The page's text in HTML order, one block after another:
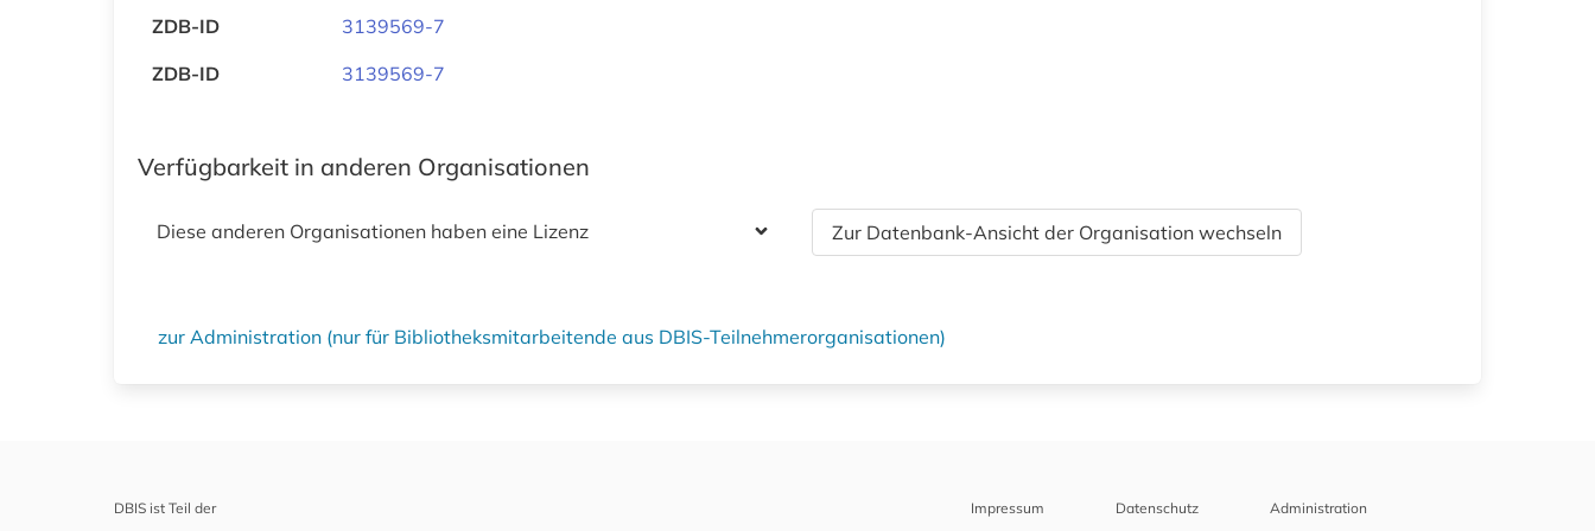
ZDB-ID
3139569-7
ZDB-ID
3139569-7
Verfügbarkeit in anderen Organisationen
Diese anderen Organisationen haben eine Lizenz Zur Datenbank-Ansicht der Organisation wechseln
zur Administration (nur für Bibliotheksmitarbeitende aus DBIS-Teilnehmerorganisationen)
DBIS ist Teil der Impressum Datenschutz Administration